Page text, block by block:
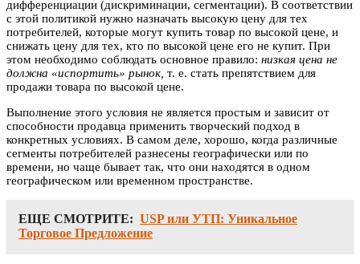
дифференциации (дискриминации, сегментации). В соответствии
с этой политикой нужно назначать высокую цену для тех
потребителей, которые могут купить товар по высокой цене, и
снижать цену для тех, кто по высокой цене его не купит. При
этом необходимо соблюдать основное правило: низкая цена не
должна «испортить» рынок, т. е. стать препятствием для
продажи товара по высокой цене.
Выполнение этого условия не является простым и зависит от
способности продавца применить творческий подход в
конкретных условиях. В самом деле, хорошо, когда различные
сегменты потребителей разнесены географически или по
времени, но чаще бывает так, что они находятся в одном
географическом или временном пространстве.
ЕЩЕ СМОТРИТЕ: USP или УТП: Уникальное
Торговое Предложение